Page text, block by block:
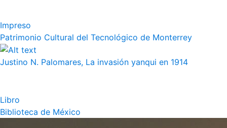
Impreso
Patrimonio Cultural del Tecnológico de Monterrey
Justino N. Palomares, La invasión yanqui en 1914
Libro
Biblioteca de México